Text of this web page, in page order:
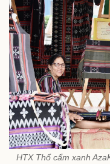
HTX Thổ cẩm xanh